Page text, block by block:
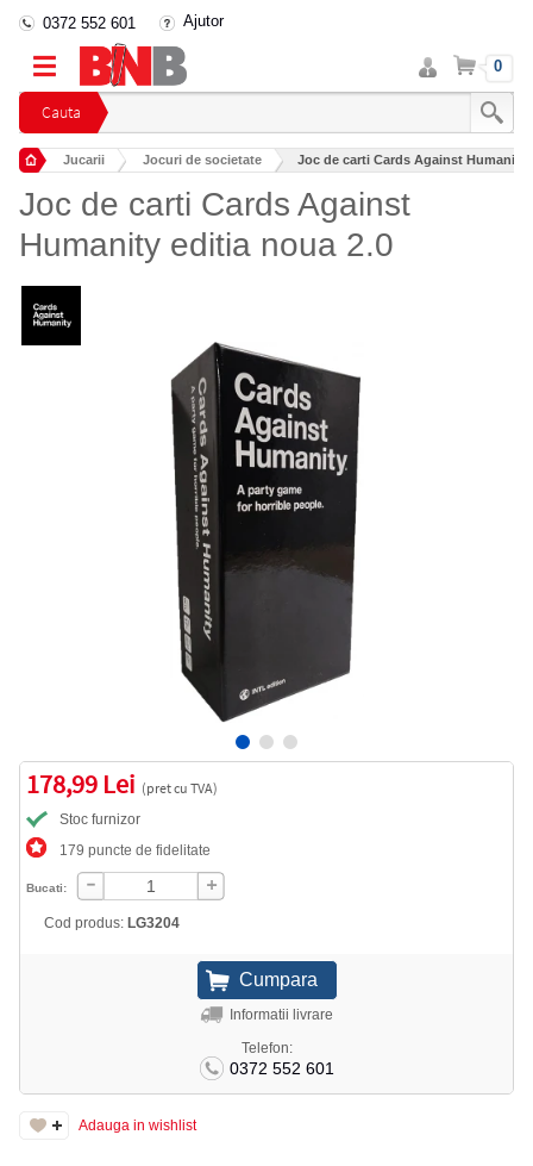
Cauta
0372 552 601 Ajutor
Intra
in
cont
Cos 0
Jucarii Jocuri de societate Joc de carti Cards Against Humanity
Joc de carti Cards Against
Humanity editia noua 2.0
178,99 Lei (pret cu TVA)
Stoc furnizor
179 puncte de fidelitate
Bucati:
Cod produs: LG3204
Informatii livrare
Telefon:
0372 552 601
Adauga in wishlist